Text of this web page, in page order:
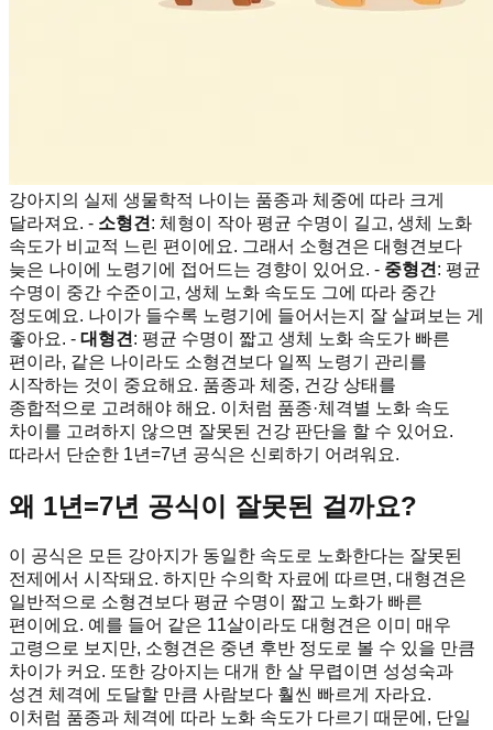
강아지의 실제 생물학적 나이는 품종과 체중에 따라 크게
달라져요. - 소형견 : 체형이 작아 평균 수명이 길고, 생체 노화
속도가 비교적 느린 편이에요. 그래서 소형견은 대형견보다
늦은 나이에 노령기에 접어드는 경향이 있어요. - 중형견 : 평균
수명이 중간 수준이고, 생체 노화 속도도 그에 따라 중간
정도예요. 나이가 들수록 노령기에 들어서는지 잘 살펴보는 게
좋아요. - 대형견 : 평균 수명이 짧고 생체 노화 속도가 빠른
편이라, 같은 나이라도 소형견보다 일찍 노령기 관리를
시작하는 것이 중요해요. 품종과 체중, 건강 상태를
종합적으로 고려해야 해요. 이처럼 품종·체격별 노화 속도
차이를 고려하지 않으면 잘못된 건강 판단을 할 수 있어요.
따라서 단순한 1년=7년 공식은 신뢰하기 어려워요.
왜 1년=7년 공식이 잘못된 걸까요?
이 공식은 모든 강아지가 동일한 속도로 노화한다는 잘못된
전제에서 시작돼요. 하지만 수의학 자료에 따르면, 대형견은
일반적으로 소형견보다 평균 수명이 짧고 노화가 빠른
편이에요. 예를 들어 같은 11살이라도 대형견은 이미 매우
고령으로 보지만, 소형견은 중년 후반 정도로 볼 수 있을 만큼
차이가 커요. 또한 강아지는 대개 한 살 무렵이면 성성숙과
성견 체격에 도달할 만큼 사람보다 훨씬 빠르게 자라요.
이처럼 품종과 체격에 따라 노화 속도가 다르기 때문에, 단일